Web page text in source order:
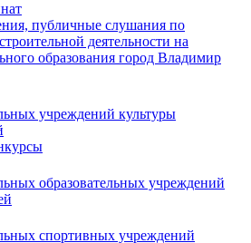
публичные слушания по
деятельности на
образования город Владимир
учреждений культуры
образовательных учреждений
спортивных учреждений